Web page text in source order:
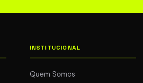
INSTITUCIONAL
Quem Somos